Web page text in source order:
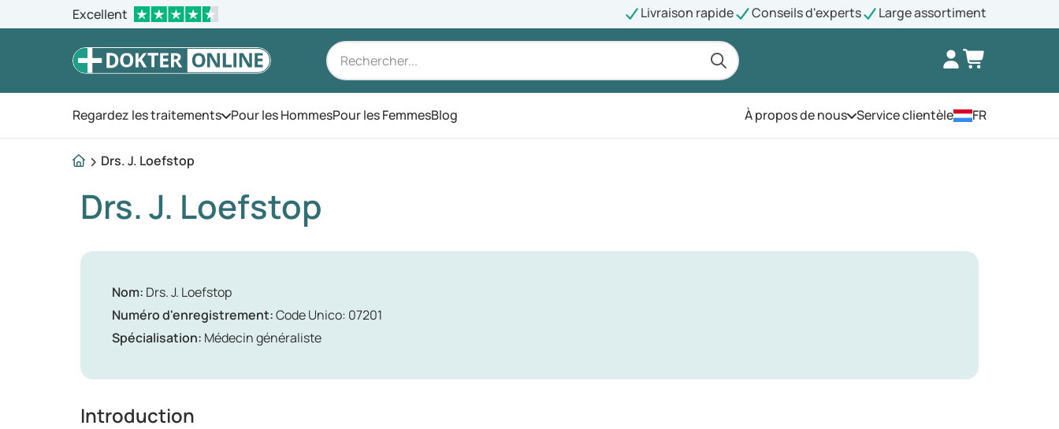
Excellent Livraison rapide Conseils d'experts Large assortiment
Regardez les traitementsOuvrez le menu
Pour les HommesPour les FemmesBlog À propos de nousOuvrez le menu
Service clientèle FR
Drs. J. Loefstop
Drs. J. Loefstop
Nom: Drs. J. Loefstop
Numéro d'enregistrement:Code Unico: 07201
Spécialisation: Médecin généraliste
Introduction